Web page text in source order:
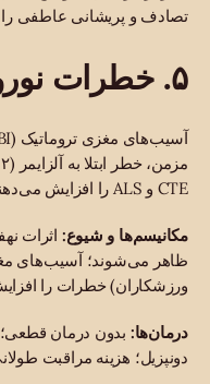
تصادف و پریشانی عاطفی
۵. خطرات نورودژنراتیو
CTE و ALS را افزایش می‌دهند.
مکانیسم‌ها و شیوع:
ظاهر می‌شوند؛ آسیب‌های
ورزشکاران) خطرات را
درمان‌ها: بدون درمان قطعی؛
دونپزیل؛ هزینه مراقبت طولانی‌مدت